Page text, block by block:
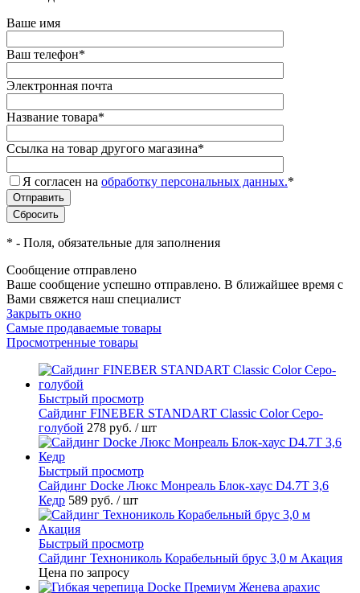
Ваше имя
Ваш телефон*
Электронная почта
Название товара*
Ссылка на товар другого магазина*
Я согласен на обработку персональных данных.*
* - Поля, обязательные для заполнения
Сообщение отправлено
Ваше сообщение успешно отправлено. В ближайшее время с
Вами свяжется наш специалист
Закрыть окно
Самые продаваемые товары
Просмотренные товары
Быстрый просмотр
Cайдинг FINEBER STANDART Classic Color Серо-
голубой 278 руб. / шт
Быстрый просмотр
Сайдинг Docke Люкс Монреаль Блок-хаус D4.7T 3,6
Кедр 589 руб. / шт
Быстрый просмотр
Сайдинг Технониколь Корабельный брус 3,0 м Акация
Цена по запросу